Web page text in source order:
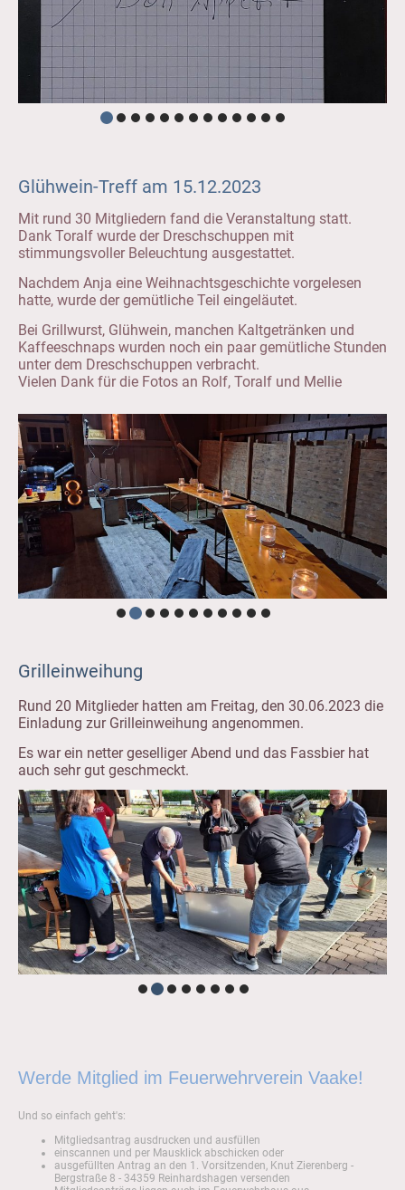
Glühwein-Treff am 15.12.2023
Mit rund 30 Mitgliedern fand die Veranstaltung statt.
Dank Toralf wurde der Dreschschuppen mit
stimmungsvoller Beleuchtung ausgestattet.
Nachdem Anja eine Weihnachtsgeschichte vorgelesen
hatte, wurde der gemütliche Teil eingeläutet.
Bei Grillwurst, Glühwein, manchen Kaltgetränken und
Kaffeeschnaps wurden noch ein paar gemütliche Stunden
unter dem Dreschschuppen verbracht.
Vielen Dank für die Fotos an Rolf, Toralf und Mellie
Grilleinweihung
Rund 20 Mitglieder hatten am Freitag, den 30.06.2023 die
Einladung zur Grilleinweihung angenommen.
Es war ein netter geselliger Abend und das Fassbier hat
auch sehr gut geschmeckt.
Werde Mitglied im Feuerwehrverein Vaake!
Und so einfach geht's:
Mitgliedsantrag ausdrucken und ausfüllen
einscannen und per Mausklick abschicken oder
ausgefüllten Antrag an den 1. Vorsitzenden, Knut Zierenberg -
Bergstraße 8 - 34359 Reinhardshagen versenden